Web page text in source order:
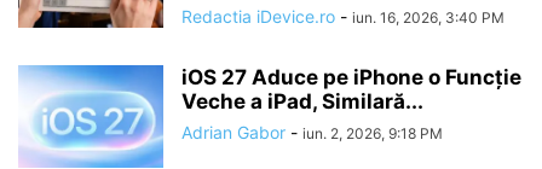
Redactia iDevice.ro - iun. 16, 2026, 3:40 PM
iOS 27 Aduce pe iPhone o Funcție
Veche a iPad, Similară...
Adrian Gabor - iun. 2, 2026, 9:18 PM